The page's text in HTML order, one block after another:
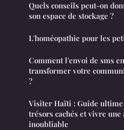
Quels conseils peut-on
son espace de stockage ?
L'homéopathie pour les
Comment l'envoi de sms
transformer votre
?
Visiter Haïti : Guide
trésors cachés et vivre une
inoubliable